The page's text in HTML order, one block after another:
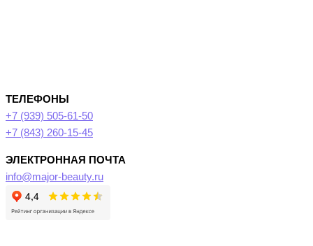
ТЕЛЕФОНЫ
+7 (939) 505-61-50
+7 (843) 260-15-45
ЭЛЕКТРОННАЯ ПОЧТА
info@major-beauty.ru